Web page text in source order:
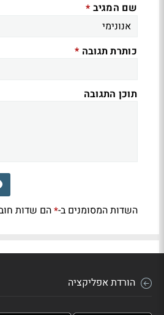
שם המגיב *
כותרת תגובה *
תוכן התגובה
השדות המסומנים ב-*הם שדות
הורדת אפליקציה